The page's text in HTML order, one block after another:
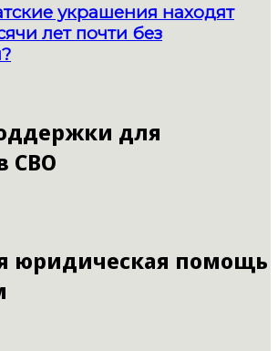
украшения находят
лет почти без
для
СВО
юридическая помощь